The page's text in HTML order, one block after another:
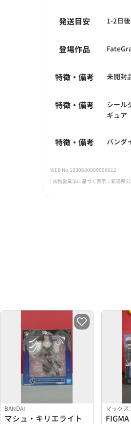
発送目安 1-2日後
登場作品
特徴・備考 未開封
特徴・備考
シール
ギュア
特徴・備考 バンダ
WEB No.1030680000006612
[ 古物営業法に基づく表示：新潟県
BANDAI
マシュ・キリエライト
マックス